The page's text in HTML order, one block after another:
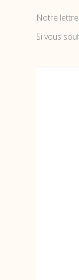
Notre
Si vous